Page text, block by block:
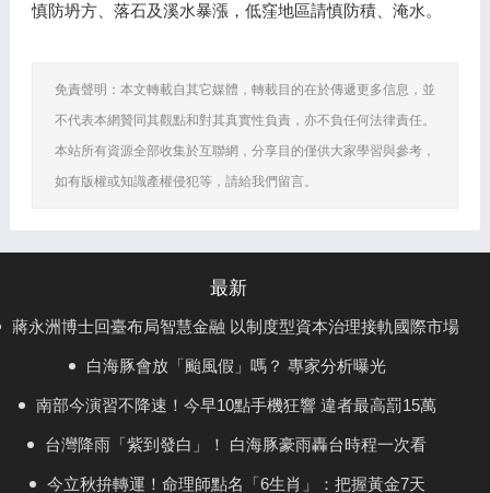
慎防坍方、落石及溪水暴漲，低窪地區請慎防積、淹水。
免責聲明：本文轉載自其它媒體，轉載目的在於傳遞更多信息，並
不代表本網贊同其觀點和對其真實性負責，亦不負任何法律責任。
本站所有資源全部收集於互聯網，分享目的僅供大家學習與參考，
如有版權或知識產權侵犯等，請給我們留言。
最新
蔣永洲博士回臺布局智慧金融 以制度型資本治理接軌國際市場
白海豚會放「颱風假」嗎？ 專家分析曝光
南部今演習不降速！今早10點手機狂響 違者最高罰15萬
台灣降雨「紫到發白」！ 白海豚豪雨轟台時程一次看
今立秋拚轉運！命理師點名「6生肖」：把握黃金7天